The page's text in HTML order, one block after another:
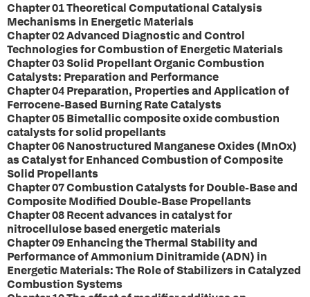
Chapter 01 Theoretical Computational Catalysis
Mechanisms in Energetic Materials
Chapter 02 Advanced Diagnostic and Control
Technologies for Combustion of Energetic Materials
Chapter 03 Solid Propellant Organic Combustion
Catalysts: Preparation and Performance
Chapter 04 Preparation, Properties and Application of
Ferrocene-Based Burning Rate Catalysts
Chapter 05 Bimetallic composite oxide combustion
catalysts for solid propellants
Chapter 06 Nanostructured Manganese Oxides (MnOx)
as Catalyst for Enhanced Combustion of Composite
Solid Propellants
Chapter 07 Combustion Catalysts for Double-Base and
Composite Modified Double-Base Propellants
Chapter 08 Recent advances in catalyst for
nitrocellulose based energetic materials
Chapter 09 Enhancing the Thermal Stability and
Performance of Ammonium Dinitramide (ADN) in
Energetic Materials: The Role of Stabilizers in Catalyzed
Combustion Systems